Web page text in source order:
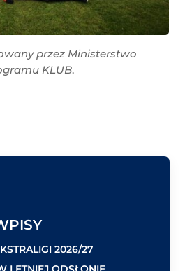
przez Ministerstwo
KLUB.
2026/27